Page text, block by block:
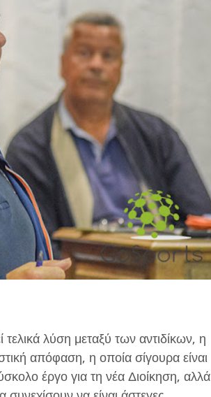
τελικά λύση μεταξύ των αντιδίκων, η
απόφαση, η οποία σίγουρα είναι
έργο για τη νέα Διοίκηση, αλλά